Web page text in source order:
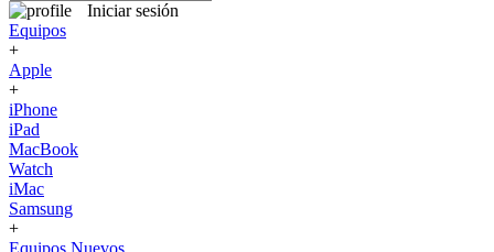
Iniciar sesión
Equipos
+
Apple
+
iPhone
iPad
MacBook
Watch
iMac
Samsung
+
Equipos Nuevos